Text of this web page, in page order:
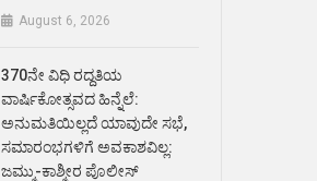
August 6, 2026
370ನೇ ವಿಧಿ ರದ್ದತಿಯ
ವಾರ್ಷಿಕೋತ್ಸವದ ಹಿನ್ನೆಲೆ:
ಅನುಮತಿಯಿಲ್ಲದೆ ಯಾವುದೇ ಸಭೆ,
ಸಮಾರಂಭಗಳಿಗೆ ಅವಕಾಶವಿಲ್ಲ:
ಜಮ್ಮು-ಕಾಶ್ಮೀರ ಪೊಲೀಸ್